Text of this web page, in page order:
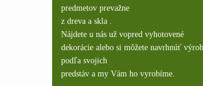
predmetov prevažne
z dreva a skla .
Nájdete u nás už vopred vyhotovené
dekorácie alebo si môžete navrhnúť
podľa svojich
predstáv a my Vám ho vyrobíme.